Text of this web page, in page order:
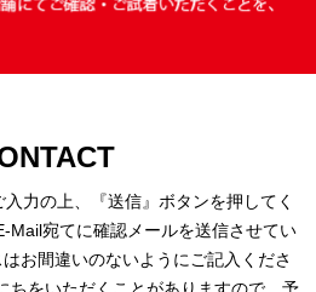
力の上、『送信』ボタンを押してく
Mail宛てに確認メールを送信させてい
お間違いのないようにご記入くださ